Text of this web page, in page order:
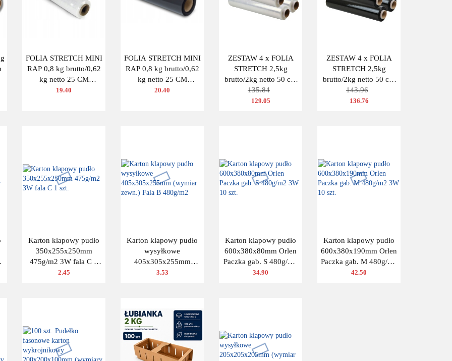
FOLIA STRETCH MINI
RAP 0,8 kg brutto/0,62
kg netto 25 CM
TRANSPARENTNA
19.40
FOLIA STRETCH MINI
RAP 0,8 kg brutto/0,62
kg netto 25 CM
CZARNA
20.40
ZESTAW 4 x FOLIA
STRETCH 2,5kg
brutto/2kg netto 50 cm
TRANSPARENT
BEZBARWNA
135.84
129.05
ZESTAW 4 x FOLIA
STRETCH 2,5kg
brutto/2kg netto 50 cm
CZARNA
143.96
136.76
Karton klapowy pudło
350x255x250mm
475g/m2 3W fala C 1
szt.
2.45
Karton klapowy pudło
wysyłkowe
405x305x255mm
(wymiar zewn.) Fala B
3.53
Karton klapowy pudło
600x380x80mm Orlen
Paczka gab. S 480g/m2
3W 10 szt.
34.90
Karton klapowy pudło
600x380x190mm Orlen
Paczka gab. M 480g/m2
3W 10 szt.
42.50